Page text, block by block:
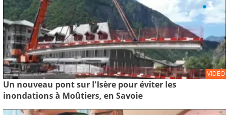
VIDEO
Un nouveau pont sur l'Isère pour éviter les
inondations à Moûtiers, en Savoie